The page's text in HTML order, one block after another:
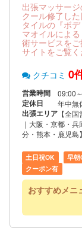
出張マッサー
クール修了し
タイルの『ボ
マオイルによ
術サービスを
サイトをご覧く
クチコミ 0
営業時間 09:00
定休日 年中
出張エリア 【全
｜大阪・京都・
分・熊本・鹿児島
土日祝OK 早朝
クーポン有
おすすめメニ